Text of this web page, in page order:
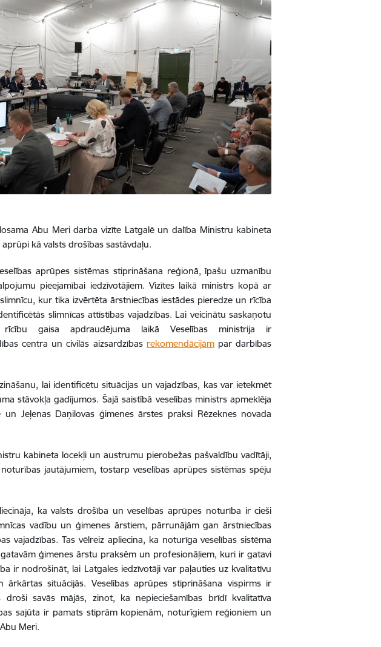
Abu Meri darba vizīte Latgalē un dalība Ministru kabineta
kā valsts drošības sastāvdaļu.
aprūpes sistēmas stiprināšana reģionā, īpašu uzmanību
pieejamībai iedzīvotājiem. Vizītes laikā ministrs kopā ar
kur tika izvērtēta ārstniecības iestādes pieredze un rīcība
slimnīcas attīstības vajadzības. Lai veicinātu saskaņotu
rīcību gaisa apdraudējuma laikā Veselības ministrija ir
centra un civilās aizsardzības rekomendācijāmpar darbības
lai identificētu situācijas un vajadzības, kas var ietekmēt
stāvokļa gadījumos. Šajā saistībā veselības ministrs apmeklēja
Jeļenas Daņilovas ģimenes ārstes praksi Rēzeknes novada
kabineta locekļi un austrumu pierobežas pašvaldību vadītāji,
jautājumiem, tostarp veselības aprūpes sistēmas spēju
ka valsts drošība un veselības aprūpes noturība ir cieši
vadību un ģimenes ārstiem, pārrunājām gan ārstniecības
vajadzības. Tas vēlreiz apliecina, ka noturīga veselības sistēma
ģimenes ārstu praksēm un profesionāļiem, kuri ir gatavi
ir nodrošināt, lai Latgales iedzīvotāji var paļauties uz kvalitatīvu
situācijās. Veselības aprūpes stiprināšana vispirms ir
savās mājās, zinot, ka nepieciešamības brīdī kvalitatīva
sajūta ir pamats stiprām kopienām, noturīgiem reģioniem un
Meri.